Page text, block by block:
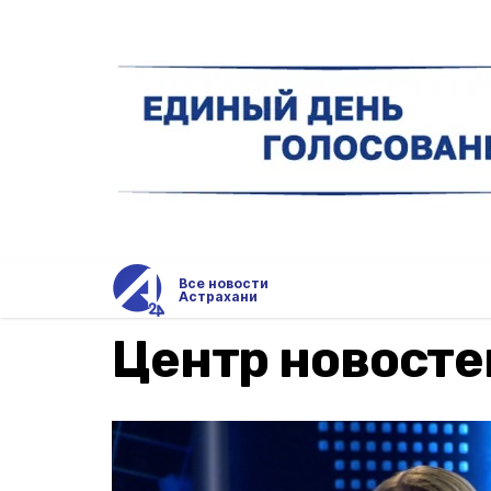
Все новости
Астрахани
Центр